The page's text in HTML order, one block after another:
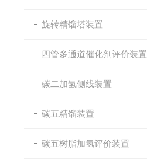
旋转精馏塔装置
四管多通道催化剂评价装置
碳二加氢侧线装置
碳五精馏装置
碳五树脂加氢评价装置